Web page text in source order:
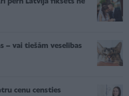
pērn Latvijā fiksēts ne
– vai tiešām veselības
cenu censties